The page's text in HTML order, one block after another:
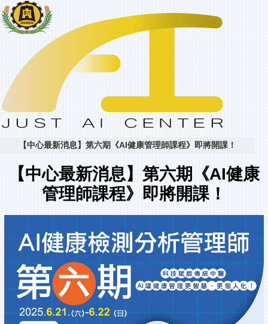
【中心最新消息】第六期《AI健康管理師課程》即將開課！
【中心最新消息】第六期《AI健康
管理師課程》即將開課！